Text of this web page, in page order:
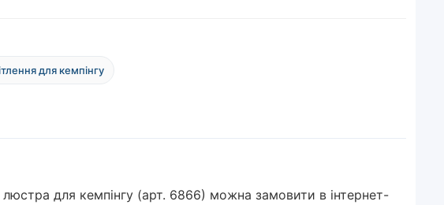
для кемпінгу
люстра для кемпінгу (арт. 6866) можна замовити в інтернет-